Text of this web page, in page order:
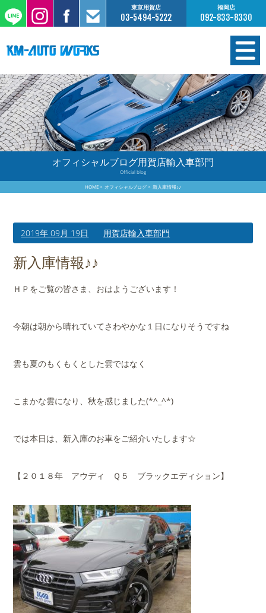
東京用賀店
03-5494-5222
福岡店
092-833-8330
在庫情報
オーダー販売
工場サービス
保証について
買取査定のご案内
会社概要
オフィシャルブログ用賀店輸入車部門
Official blog
HOME オフィシャルブログ 新入庫情報♪♪
2019年 09月 19日 用賀店輸入車部門
新入庫情報♪♪
ＨＰをご覧の皆さま、おはようございます！
今朝は朝から晴れていてさわやかな１日になりそうですね
雲も夏のもくもくとした雲ではなく
こまかな雲になり、秋を感じました(*^_^*)
では本日は、新入庫のお車をご紹介いたします☆
【２０１８年 アウディ Ｑ５ ブラックエディション】